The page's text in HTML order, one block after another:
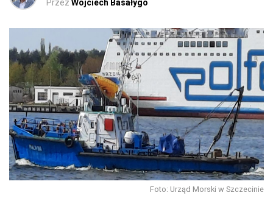
Przez Wojciech Basałygo
Foto: Urząd Morski w Szczecinie